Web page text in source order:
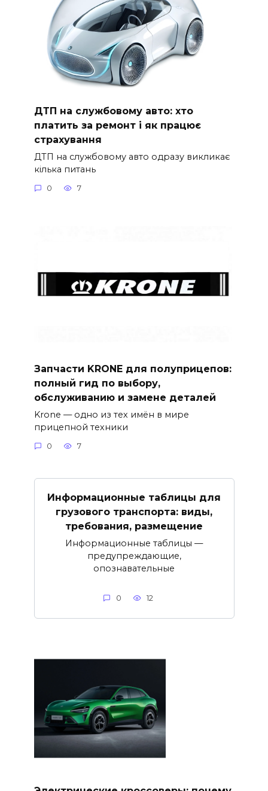
ДТП на службовому авто: хто
платить за ремонт і як працює
страхування
ДТП на службовому авто одразу викликає
кілька питань
0 7
Запчасти KRONE для полуприцепов:
полный гид по выбору,
обслуживанию и замене деталей
Krone — одно из тех имён в мире
прицепной техники
0 7
Информационные таблицы для
грузового транспорта: виды,
требования, размещение
Информационные таблицы —
предупреждающие,
опознавательные
0 12